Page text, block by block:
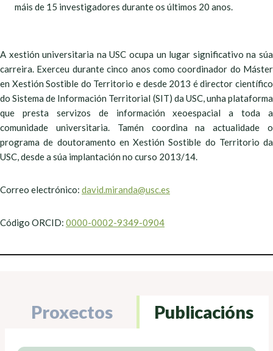
máis de 15 investigadores durante os últimos 20 anos.
A xestión universitaria na USC ocupa un lugar significativo na súa
carreira. Exerceu durante cinco anos como coordinador do Máster
en Xestión Sostible do Territorio e desde 2013 é director científico
do Sistema de Información Territorial (SIT) da USC, unha plataforma
que presta servizos de información xeoespacial a toda a
comunidade universitaria. Tamén coordina na actualidade o
programa de doutoramento en Xestión Sostible do Territorio da
USC, desde a súa implantación no curso 2013/14.
Correo electrónico: david.miranda@usc.es
Código ORCID: 0000-0002-9349-0904
Proxectos Publicacións